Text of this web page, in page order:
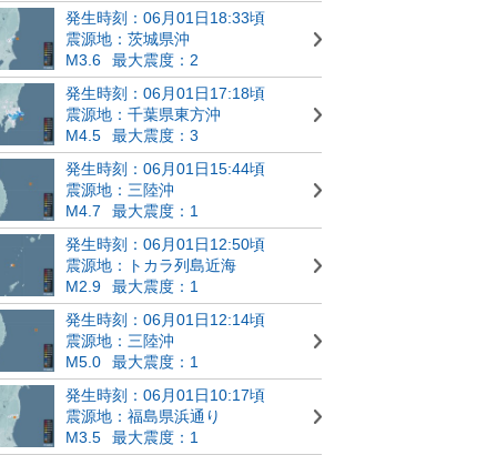
発生時刻：06月01日18:33頃
震源地：茨城県沖
M3.6
最大震度：2
発生時刻：06月01日17:18頃
震源地：千葉県東方沖
M4.5
最大震度：3
発生時刻：06月01日15:44頃
震源地：三陸沖
M4.7
最大震度：1
発生時刻：06月01日12:50頃
震源地：トカラ列島近海
M2.9
最大震度：1
発生時刻：06月01日12:14頃
震源地：三陸沖
M5.0
最大震度：1
発生時刻：06月01日10:17頃
震源地：福島県浜通り
M3.5
最大震度：1